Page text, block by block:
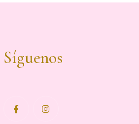
Síguenos